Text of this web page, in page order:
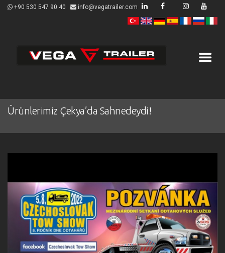
+90 530 547 90 40 info@vegatrailer.com
Ürünlerimiz Çekya’da Sahnedeydi!